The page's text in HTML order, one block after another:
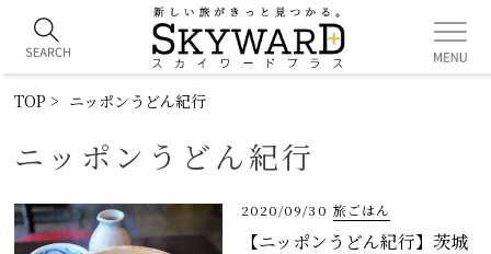
TOP ニッポンうどん紀行
ニッポンうどん紀行
2020/09/30 旅ごはん
【ニッポンうどん紀行】茨城